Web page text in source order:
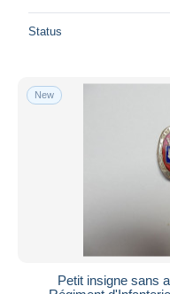
Status
New
Petit insigne sans